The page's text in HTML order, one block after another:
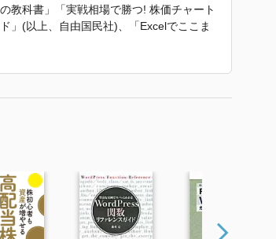
教科書」「実戦相場で勝つ! 株価チャート
」(以上、自由国民社)、「Excelでここま